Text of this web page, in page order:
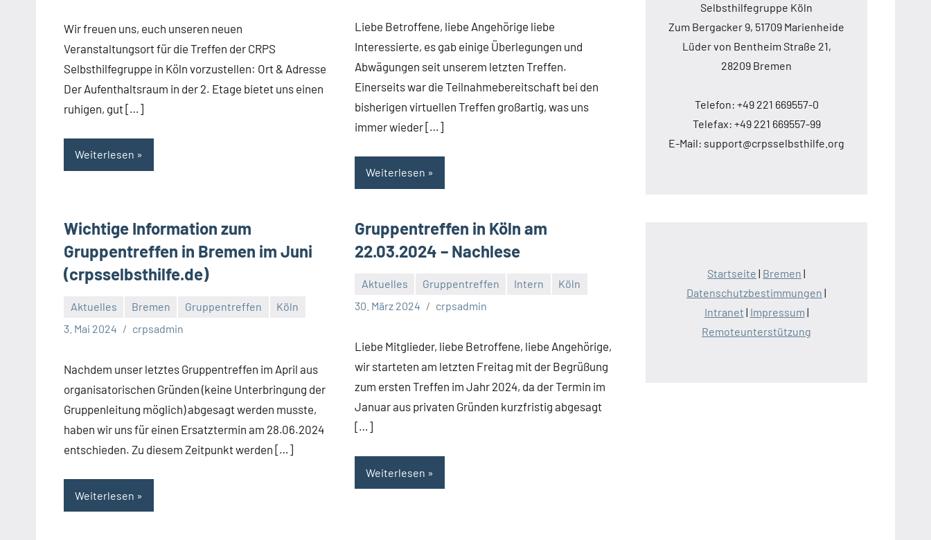
Wir freuen uns, euch unseren neuen
Veranstaltungsort für die Treffen der CRPS
Selbsthilfegruppe in Köln vorzustellen: Ort & Adresse
Der Aufenthaltsraum in der 2. Etage bietet uns einen
ruhigen, gut […]
Weiterlesen
Liebe Betroffene, liebe Angehörige liebe
Interessierte, es gab einige Überlegungen und
Abwägungen seit unserem letzten Treffen.
Einerseits war die Teilnahmebereitschaft bei den
bisherigen virtuellen Treffen großartig, was uns
immer wieder […]
Weiterlesen
Wichtige Information zum
Gruppentreffen in Bremen im Juni
(crpsselbsthilfe.de)
Aktuelles Bremen Gruppentreffen
Köln
3. Mai 2024
crpsadmin
Nachdem unser letztes Gruppentreffen im April aus
organisatorischen Gründen (keine Unterbringung der
Gruppenleitung möglich) abgesagt werden musste,
haben wir uns für einen Ersatztermin am 28.06.2024
entschieden. Zu diesem Zeitpunkt werden […]
Weiterlesen
Gruppentreffen in Köln am
22.03.2024 – Nachlese
Aktuelles Gruppentreffen Intern
Köln
30. März 2024
crpsadmin
Liebe Mitglieder, liebe Betroffene, liebe Angehörige,
wir starteten am letzten Freitag mit der Begrüßung
zum ersten Treffen im Jahr 2024, da der Termin im
Januar aus privaten Gründen kurzfristig abgesagt
[…]
Weiterlesen
Selbsthilfegruppe Köln
Zum Bergacker 9, 51709 Marienheide
Lüder von Bentheim Straße 21,
28209 Bremen
Telefon: +49 221 669557-0
Telefax: +49 221 669557-99
E-Mail: support@crpsselbsthilfe.org
Startseite | Bremen |
Datenschutzbestimmungen |
Intranet | Impressum |
Remoteunterstützung